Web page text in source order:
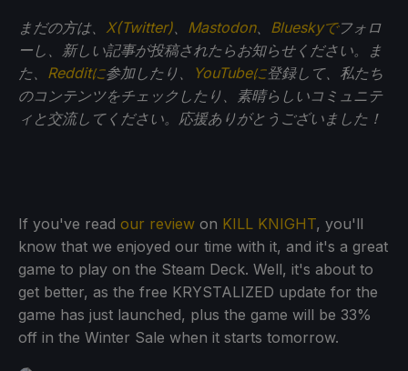
まだの方は、 X(Twitter) Mastodon、 Blueskyでフォロ
ーし、新しい記事が投稿されたらお知らせください。ま
た、 Redditに参加したり、 YouTubeに登録して、私たち
のコンテンツをチェックしたり、素晴らしいコミュニテ
ィと交流してください。応援ありがとうございました！
If you've read our review on KILL KNIGHT, you'll
know that we enjoyed our time with it, and it's a great
game to play on the Steam Deck. Well, it's about to
get better, as the free KRYSTALIZED update for the
game has just launched, plus the game will be 33%
off in the Winter Sale when it starts tomorrow.